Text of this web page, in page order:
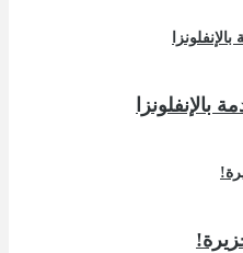
بالإنفلونزا